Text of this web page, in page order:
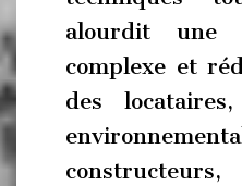
alourdit une
complexe et
des